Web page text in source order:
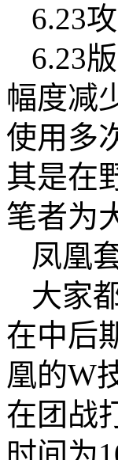
6.23
6.23
幅度减
使用多
其是在
笔者为
凤凰
大家
在中后
凰的W
在团战